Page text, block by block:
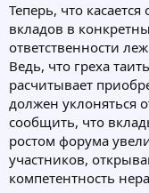
Теперь, что
вкладов в
ответственности
Ведь, что греха
расчитывает
должен уклоняться
сообщить, что
ростом форума
участников,
компетентность